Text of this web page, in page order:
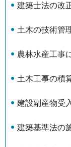
建築士法の改
土木の技術管
農林水産工事
土木工事の積
建設副産物受
建築基準法の